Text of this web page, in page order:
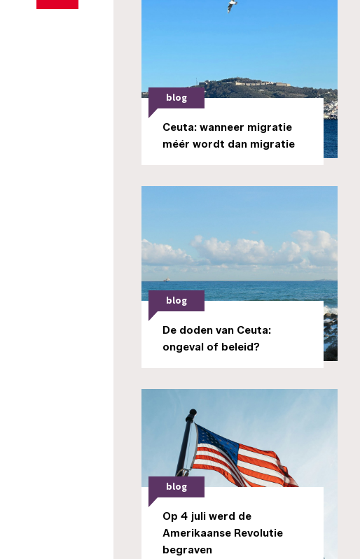
blog
Ceuta: wanneer migratie
méér wordt dan migratie
blog
De doden van Ceuta:
ongeval of beleid?
blog
Op 4 juli werd de
Amerikaanse Revolutie
begraven